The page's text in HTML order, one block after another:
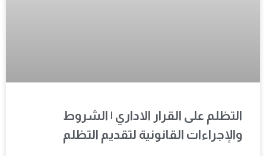
التظلم على القرار الاداري | الشروط
والإجراءات القانونية لتقديم التظلم